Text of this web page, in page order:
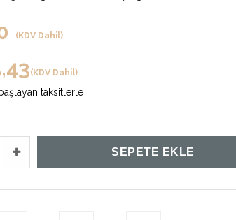
(KDV Dahil)
(KDV Dahil)
taksitlerle